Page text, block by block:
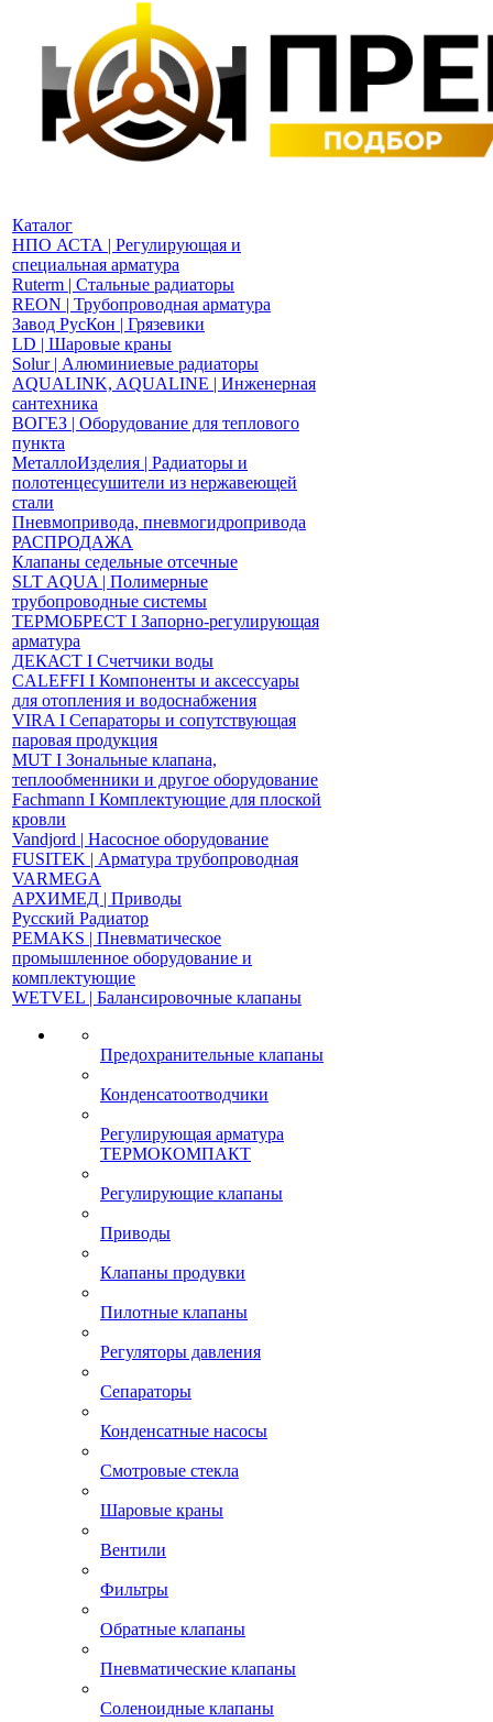
Каталог
НПО АСТА | Регулирующая и
специальная арматура
Ruterm | Стальные радиаторы
REON | Трубопроводная арматура
Завод РусКон | Грязевики
LD | Шаровые краны
Solur | Алюминиевые радиаторы
AQUALINK, AQUALINE | Инженерная
сантехника
ВОГЕЗ | Оборудование для теплового
пункта
МеталлоИзделия | Радиаторы и
полотенцесушители из нержавеющей
стали
Пневмопривода, пневмогидропривода
РАСПРОДАЖА
Клапаны седельные отсечные
SLT AQUA | Полимерные
трубопроводные системы
ТЕРМОБРЕСТ І Запорно-регулирующая
арматура
ДЕКАСТ І Счетчики воды
CALEFFI І Компоненты и аксессуары
для отопления и водоснабжения
VIRA І Сепараторы и сопутствующая
паровая продукция
MUT І Зональные клапана,
теплообменники и другое оборудование
Fachmann І Комплектующие для плоской
кровли
Vandjord | Насосное оборудование
FUSITEK | Арматура трубопроводная
VARMEGA
АРХИМЕД | Приводы
Русский Радиатор
PEMAKS | Пневматическое
промышленное оборудование и
комплектующие
WETVEL | Балансировочные клапаны
Предохранительные клапаны
Конденсатоотводчики
Регулирующая арматура
ТЕРМОКОМПАКТ
Регулирующие клапаны
Приводы
Клапаны продувки
Пилотные клапаны
Регуляторы давления
Сепараторы
Конденсатные насосы
Смотровые стекла
Шаровые краны
Вентили
Фильтры
Обратные клапаны
Пневматические клапаны
Соленоидные клапаны